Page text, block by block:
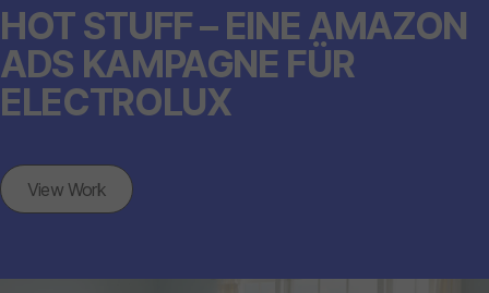
HOT STUFF – EINE AMAZON
ADS KAMPAGNE FÜR
ELECTROLUX
View Work